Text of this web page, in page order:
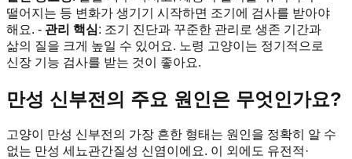
떨어지는 등 변화가 생기기 시작하면 조기에 검사를 받아야
해요. - 관리 핵심: 조기 진단과 꾸준한 관리로 생존 기간과
삶의 질을 크게 높일 수 있어요. 노령 고양이는 정기적으로
신장 기능 검사를 받는 것이 좋아요.
만성 신부전의 주요 원인은 무엇인가요?
고양이 만성 신부전의 가장 흔한 형태는 원인을 정확히 알 수
없는 만성 세뇨관간질성 신염이에요. 이 외에도 유전적·